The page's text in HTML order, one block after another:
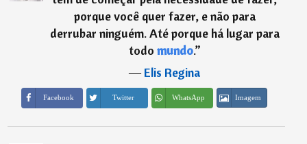
porque você quer fazer, e não para
derrubar ninguém. Até porque há lugar para
todo mundo.”
―Elis Regina
Facebook Twitter WhatsApp Imagem